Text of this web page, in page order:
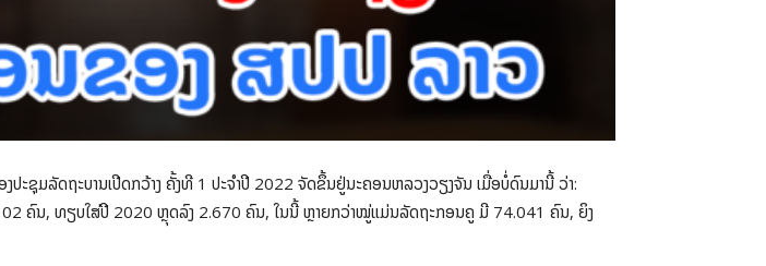
ະຊຸມລັດຖະບານເປີດກວ້າງ ຄັ້ງທີ 1 ປະຈໍາປີ 2022 ຈັດຂຶ້ນຢູ່ນະຄອນຫລວງວຽງຈັນ ເມື່ອບໍ່ດົນມານີ້ ວ່າ:
ຄົນ, ທຽບໃສ່ປີ 2020 ຫຼຸດລົງ 2.670 ຄົນ, ໃນນີ້ ຫຼາຍກວ່າໝູ່ແມ່ນລັດຖະກອນຄູ ມີ 74.041 ຄົນ, ຍິງ